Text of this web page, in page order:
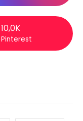
10,0K
Pinterest